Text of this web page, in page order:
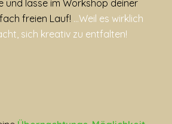
und lasse im Workshop deiner
freien Lauf! …Weil es wirklich
sich kreativ zu entfalten!